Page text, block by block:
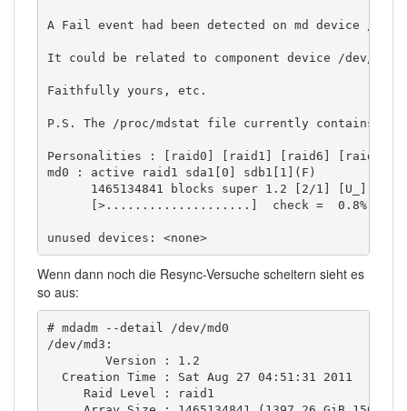
A Fail event had been detected on md device /dev/
It could be related to component device /dev/
Faithfully yours, etc.
P.S. The /proc/mdstat file currently contains
Personalities : [raid0] [raid1] [raid6] [raid5]
md0 : active raid1 sda1[0] sdb1[1](F)
      1465134841 blocks super 1.2 [2/1] [U_]
[>....................]  check =  0.8%
unused devices: <none>
Wenn dann noch die Resync-Versuche scheitern sieht es
so aus:
# mdadm --detail /dev/md0
/dev/md3:
        Version : 1.2
  Creation Time : Sat Aug 27 04:51:31 2011
     Raid Level : raid1